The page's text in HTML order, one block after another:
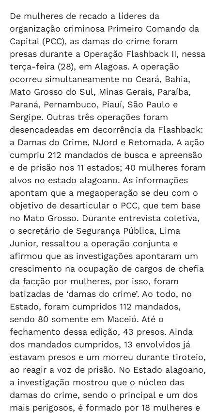
De mulheres de recado a líderes da
organização criminosa Primeiro Comando da
Capital (PCC), as damas do crime foram
presas durante a Operação Flashback II, nessa
terça-feira (28), em Alagoas. A operação
ocorreu simultaneamente no Ceará, Bahia,
Mato Grosso do Sul, Minas Gerais, Paraíba,
Paraná, Pernambuco, Piauí, São Paulo e
Sergipe. Outras três operações foram
desencadeadas em decorrência da Flashback:
a Damas do Crime, NJord e Retomada. A ação
cumpriu 212 mandados de busca e apreensão
e de prisão nos 11 estados; 40 mulheres foram
alvos no estado alagoano. As informações
apontam que a megaoperação se deu com o
objetivo de desarticular o PCC, que tem base
no Mato Grosso. Durante entrevista coletiva,
o secretário de Segurança Pública, Lima
Junior, ressaltou a operação conjunta e
afirmou que as investigações apontaram um
crescimento na ocupação de cargos de chefia
da facção por mulheres, por isso, foram
batizadas de ‘damas do crime’. Ao todo, no
Estado, foram cumpridos 112 mandados,
sendo 80 somente em Maceió. Até o
fechamento dessa edição, 43 presos. Ainda
dos mandados cumpridos, 13 envolvidos já
estavam presos e um morreu durante tiroteio,
ao reagir a voz de prisão. No Estado alagoano,
a investigação mostrou que o núcleo das
damas do crime, sendo o principal e um dos
mais perigosos, é formado por 18 mulheres e